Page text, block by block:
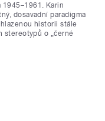
1945–1961. Karin
dosavadní paradigma
historii stále
stereotypů o „černé